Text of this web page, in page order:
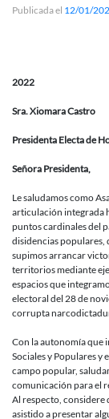
Publicada el 12/01/
2022
Sra. Xiomara Castro
Presidenta Electa de
Señora Presidenta,
Le saludamos como
articulación integrada
puntos cardinales del
disidencias populares,
supimos arrancar
territorios mediante
espacios que
electoral del 28 de
corrupta
Con la autonomía
Sociales y Populares
campo popular,
comunicación para el
Al respecto, considere
asistido a presentar